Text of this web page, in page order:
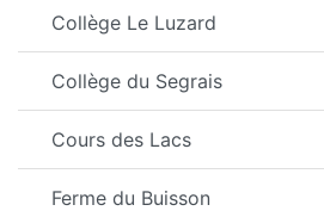
Collège Le Luzard
Collège du Segrais
Cours des Lacs
Ferme du Buisson